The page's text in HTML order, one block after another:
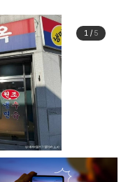
1/ 5